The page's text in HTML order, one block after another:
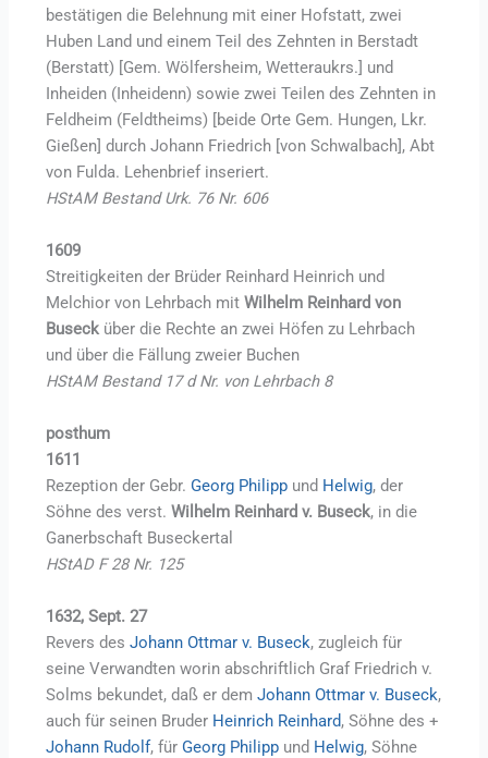
bestätigen die Belehnung mit einer Hofstatt, zwei
Huben Land und einem Teil des Zehnten in Berstadt
(Berstatt) [Gem. Wölfersheim, Wetteraukrs.] und
Inheiden (Inheidenn) sowie zwei Teilen des Zehnten in
Feldheim (Feldtheims) [beide Orte Gem. Hungen, Lkr.
Gießen] durch Johann Friedrich [von Schwalbach], Abt
von Fulda. Lehenbrief inseriert.
HStAM Bestand Urk. 76 Nr. 606
1609
Streitigkeiten der Brüder Reinhard Heinrich und
Melchior von Lehrbach mitWilhelm Reinhard von
Buseck über die Rechte an zwei Höfen zu Lehrbach
und über die Fällung zweier Buchen
HStAM Bestand 17 d Nr. von Lehrbach 8
posthum
1611
Rezeption der Gebr. Georg Philipp und Helwig, der
Söhne des verst.Wilhelm Reinhard v. Buseck, in die
Ganerbschaft Buseckertal
HStAD F 28 Nr. 125
1632, Sept. 27
Revers desJohann Ottmar v. Buseck, zugleich für
seine Verwandten worin abschriftlich Graf Friedrich v.
Solms bekundet, daß er demJohann Ottmar v. Buseck,
auch für seinen Bruder Heinrich Reinhard, Söhne des +
Johann Rudolf, für Georg Philipp und Helwig, Söhne